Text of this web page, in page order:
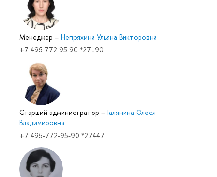
Менеджер – Непряхина Ульяна Викторовна
+7 495 772 95 90 *27190
Старший администратор – Галянина Олеся
Владимировна
+7 495-772-95-90 *27447